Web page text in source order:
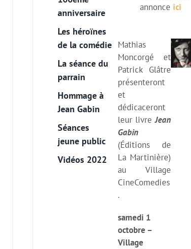
anniversaire
Les héroïnes
de la comédie
La séance du
parrain
Hommage à
Jean Gabin
Séances
jeune public
Vidéos 2022
annonce ici
Mathias
Moncorgé et
Patrick Glâtre
présenteront
et
dédicaceront
leur livreJean
Gabin
(Éditions de
La Martinière)
au Village
CineComedies
.
samedi 1
octobre –
Village